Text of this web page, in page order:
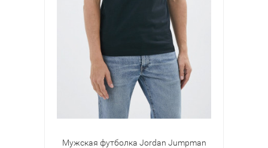
Мужская футболка Jordan Jumpman